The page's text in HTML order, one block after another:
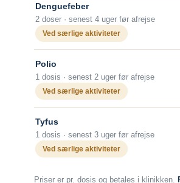
have rabies, skal man hurtigst
søge læge med henblik på
vaccination, også selv om man er
vaccineret hjemmefra.
Hundegalskab (rabies)
Rabiesvaccine (Rabipur)
Dårlige hygiejniske
Denguefeber
2 doser · senest 4 uger før afrejse
Ved særlige aktiviteter
Polio
1 dosis · senest 2 uger før afrejse
Ved særlige aktiviteter
Tyfus
1 dosis · senest 3 uger før afrejse
Ved særlige aktiviteter
Priser er pr. dosis og betales i klinikken.